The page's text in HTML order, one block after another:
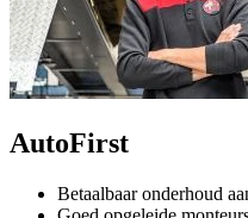
AutoFirst
Betaalbaar onderhoud